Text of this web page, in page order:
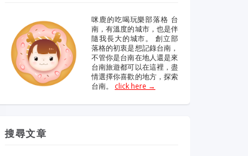
咪鹿的吃喝玩樂部落格 台
南，有溫度的城市，也是伴
隨我長大的城市。 創立部
落格的初衷是想記錄台南，
不管你是台南在地人還是來
台南旅遊都可以在這裡，盡
情選擇你喜歡的地方，探索
台南。 click here →
搜尋文章
眼鏡蛇粉膠囊
純蛇粉